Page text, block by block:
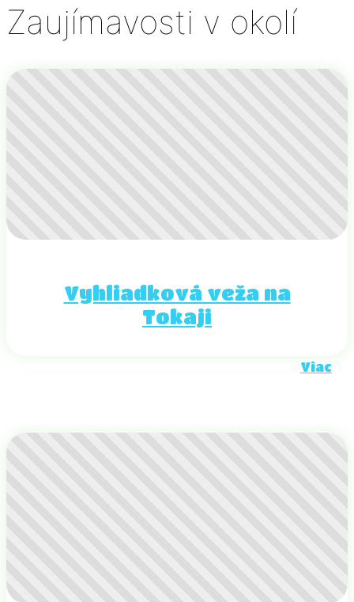
Zaujímavosti v okolí
Vyhliadková veža na
Tokaji
Viac